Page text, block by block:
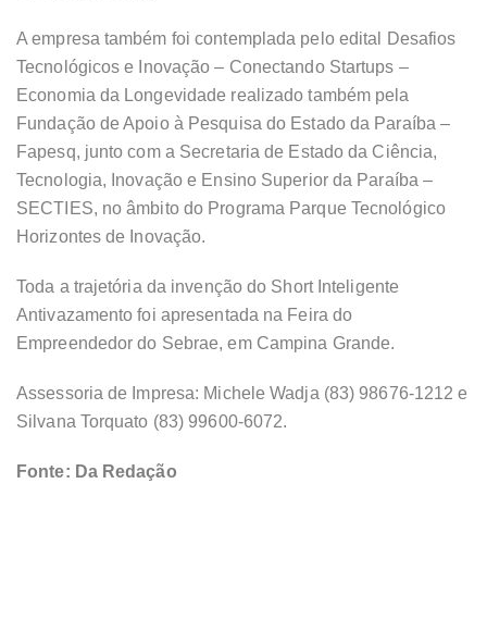
A empresa também foi contemplada pelo edital Desafios
Tecnológicos e Inovação – Conectando Startups –
Economia da Longevidade realizado também pela
Fundação de Apoio à Pesquisa do Estado da Paraíba –
Fapesq, junto com a Secretaria de Estado da Ciência,
Tecnologia, Inovação e Ensino Superior da Paraíba –
SECTIES, no âmbito do Programa Parque Tecnológico
Horizontes de Inovação.
Toda a trajetória da invenção do Short Inteligente
Antivazamento foi apresentada na Feira do
Empreendedor do Sebrae, em Campina Grande.
Assessoria de Impresa: Michele Wadja (83) 98676-1212 e
Silvana Torquato (83) 99600-6072.
Fonte: Da Redação